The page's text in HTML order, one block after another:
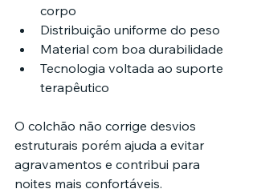
corpo
Distribuição uniforme do peso
Material com boa durabilidade
Tecnologia voltada ao suporte
terapêutico
O colchão não corrige desvios
estruturais porém ajuda a evitar
agravamentos e contribui para
noites mais confortáveis.